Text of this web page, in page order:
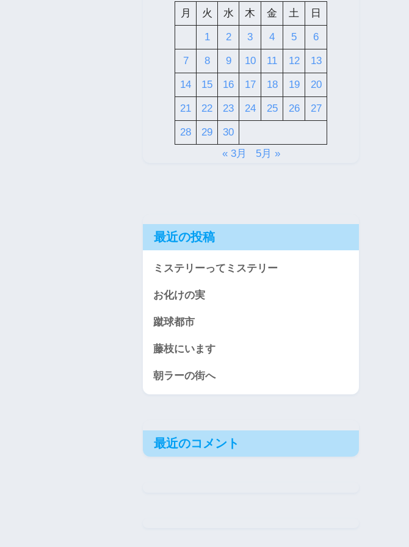
月 火 水 木 金 土 日
1 2 3 4 5 6
7 8 9 10 11 12 13
14 15 16 17 18 19 20
21 22 23 24 25 26 27
28 29
30
« 3月
5月 »
最近の投稿
ミステリーってミステリー
お化けの実
蹴球都市
藤枝にいます
朝ラーの街へ
最近のコメント